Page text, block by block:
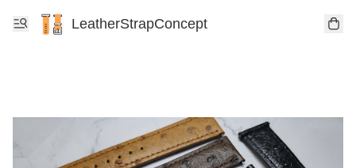
LeatherStrapConcept